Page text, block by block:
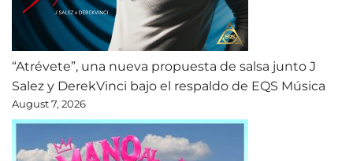
“Atrévete”, una nueva propuesta de salsa junto J
Salez y DerekVinci bajo el respaldo de EQS Música
August 7, 2026